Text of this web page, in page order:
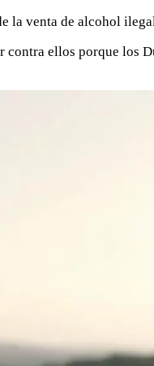
la venta de alcohol
ellos porque los